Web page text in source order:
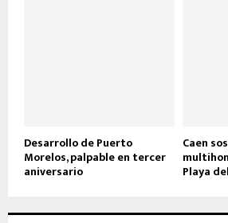
Desarrollo de Puerto
Morelos, palpable en tercer
aniversario
Caen
Playa